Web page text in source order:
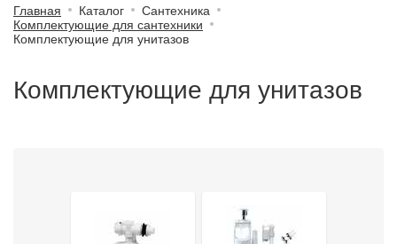
Главная Каталог
Сантехника
Комплектующие для сантехники
Комплектующие для унитазов
Комплектующие для унитазов